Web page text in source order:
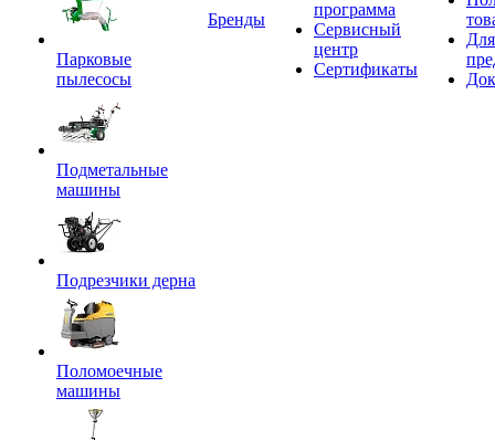
Парковые
пылесосы
Подметальные
машины
Подрезчики дерна
Поломоечные
машины
Бренды
программа
Сервисный
центр
Сертификаты
Для